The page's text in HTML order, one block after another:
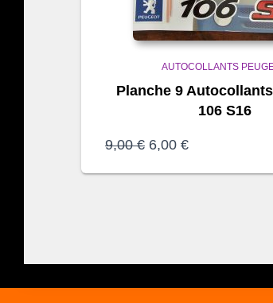
AUTOCOLLANTS
Planche 9
106 S16
9,00€ Le
initial
6,00 €Le
actuel